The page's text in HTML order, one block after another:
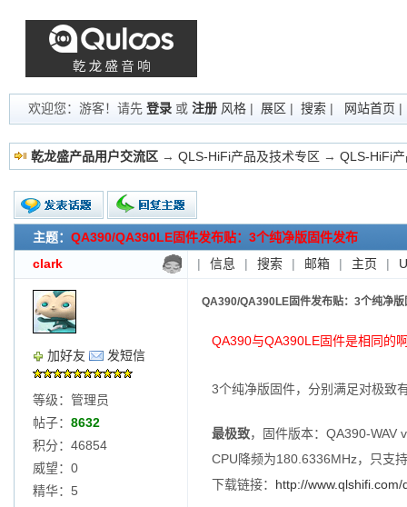
欢迎您：游客！请先 登录 或 注册 风格 | 展区 | 搜索 | 网站首页
乾龙盛产品用户交流区 → QLS-HiFi产品及技术专区 → QLS-HiFi
新的主题
投票帖
交易帖
小字报
主题： QA390/QA390LE固件发布贴：3个纯净版固件发布
clark
| 信息 | 搜索 | 邮箱 | 主页 |
加好友 发短信
等级：管理员
帖子： 8632
积分：46854
威望：0
精华：5
QA390/QA390LE固件发布贴：3个纯净版
QA390与QA390LE固件是相同的
3个纯净版固件，分别满足对极致
最极致，固件版本：QA390-WAV
CPU降频为180.6336MHz，只支
下载链接： http://